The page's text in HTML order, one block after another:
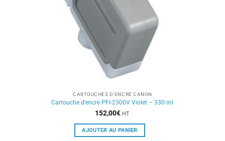
CARTOUCHES D'ENCRE CANON
Cartouche d’encre PFI-2300V Violet – 330 ml
152,00€ HT
AJOUTER AU PANIER